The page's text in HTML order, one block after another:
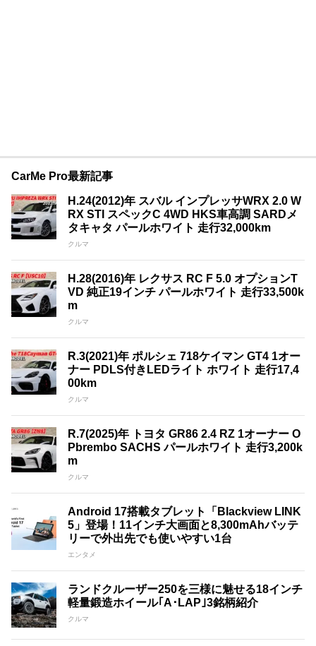
CarMe Pro最新記事
H.24(2012)年 スバル インプレッサWRX 2.0 W
RX STI スペックC 4WD HKS車高調 SARDメ
タキャタ パールホワイト 走行32,000km
クルマ
H.28(2016)年 レクサス RC F 5.0 オプションT
VD 純正19インチ パールホワイト 走行33,500k
m
クルマ
R.3(2021)年 ポルシェ 718ケイマン GT4 1オー
ナー PDLS付きLEDライト ホワイト 走行17,4
00km
クルマ
R.7(2025)年 トヨタ GR86 2.4 RZ 1オーナー O
Pbrembo SACHS パールホワイト 走行3,200k
m
クルマ
Android 17搭載タブレット「Blackview LINK
5」登場！11インチ大画面と8,300mAhバッテ
リーで外出先でも使いやすい1台
エンタメ
ランドクルーザー250を三様に魅せる18インチ
軽量鍛造ホイール｢A･LAP｣3銘柄紹介
クルマ